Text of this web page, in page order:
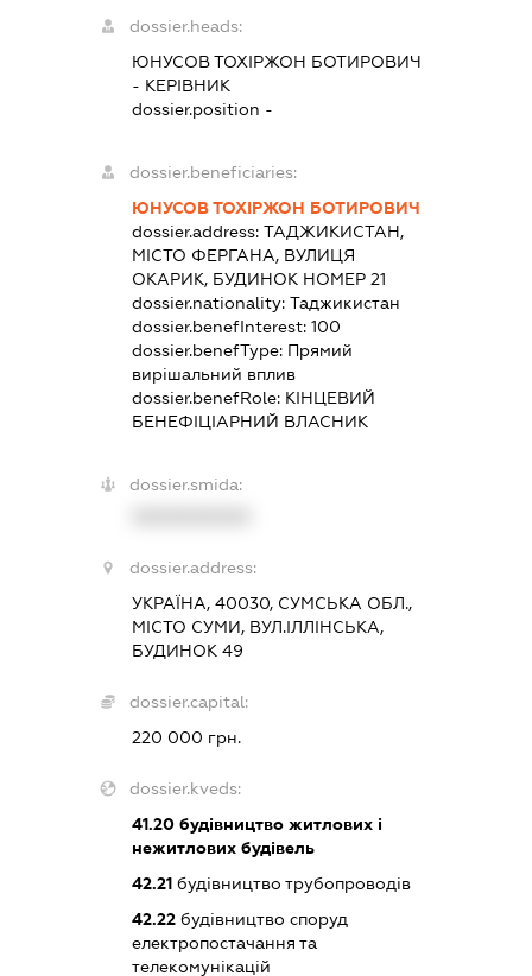
dossier.heads:
ЮНУСОВ ТОХІРЖОН БОТИРОВИЧ
- КЕРІВНИК
dossier.position -
dossier.beneficiaries:
ЮНУСОВ ТОХІРЖОН БОТИРОВИЧ
dossier.address: ТАДЖИКИСТАН,
МІСТО ФЕРГАНА, ВУЛИЦЯ
ОКАРИК, БУДИНОК НОМЕР 21
dossier.nationality: Таджикистан
dossier.benefInterest: 100
dossier.benefType: Прямий
вирішальний вплив
dossier.benefRole: КІНЦЕВИЙ
БЕНЕФІЦІАРНИЙ ВЛАСНИК
dossier.smida:
dossier.address:
УКРАЇНА, 40030, СУМСЬКА ОБЛ.,
МІСТО СУМИ, ВУЛ.ІЛЛІНСЬКА,
БУДИНОК 49
dossier.capital:
220 000 грн.
dossier.kveds:
41.20будівництво житлових і
нежитлових будівель
42.21будівництво трубопроводів
42.22будівництво споруд
електропостачання та
телекомунікацій